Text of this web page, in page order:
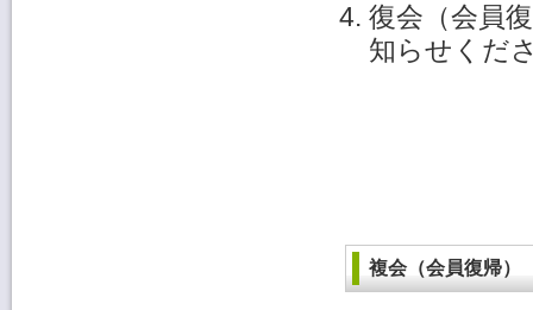
復会（会員
知らせくだ
複会（会員復帰）